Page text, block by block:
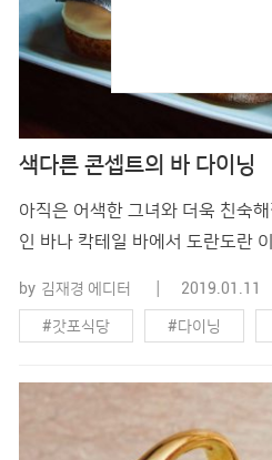
색다른 콘셉트의 바 다이닝
아직은 어색한 그녀와 더욱 친숙
인 바나 칵테일 바에서 도란도란
나란히 앉아 다정한 대화를 주고
이닝 플레이스 4곳을 다녀왔습니
어울리는 인기 메뉴 시메사바 브루스케타. 주소 서
논현�
by 김재경 에디터 2019.01.11
#갓포식당 #다이닝
#맛집